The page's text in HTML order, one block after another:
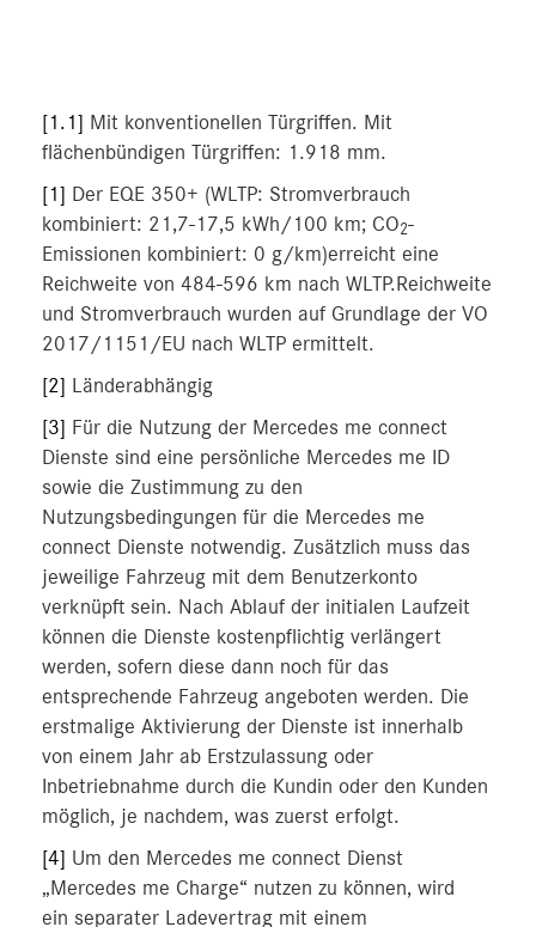
[1.1] Mit konventionellen Türgriffen. Mit
flächenbündigen Türgriffen: 1.918 mm.
[1] Der EQE 350+ (WLTP: Stromverbrauch
kombiniert: 21,7‑17,5 kWh/100 km; CO2-
Emissionen kombiniert: 0 g/km)erreicht eine
Reichweite von 484-596 km nach WLTP.Reichweite
und Stromverbrauch wurden auf Grundlage der VO
2017/1151/EU nach WLTP ermittelt.
[2] Länderabhängig
[3] Für die Nutzung der Mercedes me connect
Dienste sind eine persönliche Mercedes me ID
sowie die Zustimmung zu den
Nutzungsbedingungen für die Mercedes me
connect Dienste notwendig. Zusätzlich muss das
jeweilige Fahrzeug mit dem Benutzerkonto
verknüpft sein. Nach Ablauf der initialen Laufzeit
können die Dienste kostenpflichtig verlängert
werden, sofern diese dann noch für das
entsprechende Fahrzeug angeboten werden. Die
erstmalige Aktivierung der Dienste ist innerhalb
von einem Jahr ab Erstzulassung oder
Inbetriebnahme durch die Kundin oder den Kunden
möglich, je nachdem, was zuerst erfolgt.
[4] Um den Mercedes me connect Dienst
„Mercedes me Charge“ nutzen zu können, wird
ein separater Ladevertrag mit einem